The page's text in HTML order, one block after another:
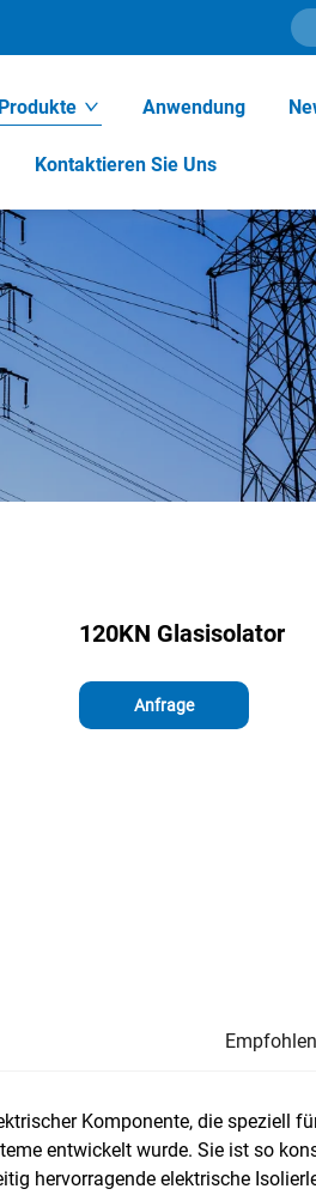
Produkte Anwendung
Kontaktieren Sie Uns
120KN Glasisolator
Anfrage
Komponente, die speziell
entwickelt wurde. Sie ist so
hervorragende elektrische